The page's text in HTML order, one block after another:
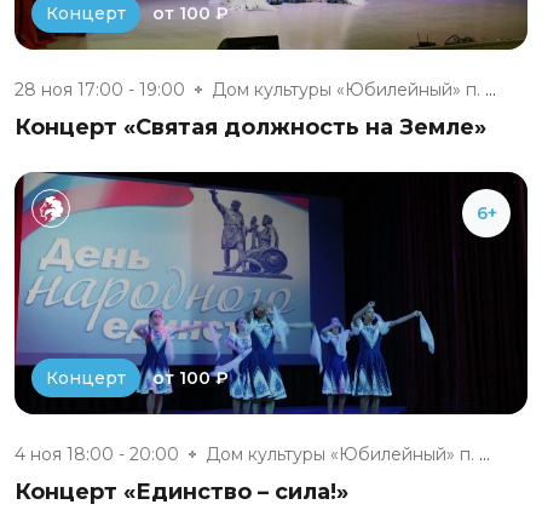
Концерт от 100 ₽
28 ноя 17:00 - 19:00 Дом культуры «Юбилейный» п. Бе...
Концерт «Святая должность на Земле»
6+
Концерт от 100 ₽
4 ноя 18:00 - 20:00 Дом культуры «Юбилейный» п. Бе...
Концерт «Единство – сила!»